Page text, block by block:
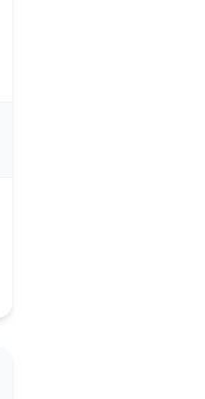
accettare